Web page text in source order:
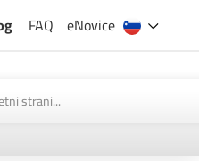
FAQ eNovice